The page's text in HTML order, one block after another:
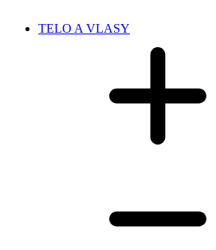
TELO A VLASY